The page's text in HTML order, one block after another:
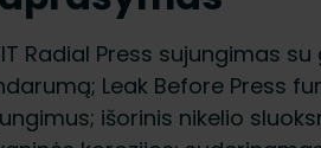
Radial Press sujungimas
Leak Before Press
išorinis nikelio